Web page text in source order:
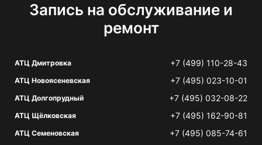
Запись на обслуживание и
ремонт
АТЦ Дмитровка +7 (499) 110-28-43
АТЦ Новоясеневская +7 (495) 023-10-01
АТЦ Долгопрудный +7 (495) 032-08-22
АТЦ Щёлковская +7 (495) 162-90-81
АТЦ Семеновская +7 (495) 085-74-61